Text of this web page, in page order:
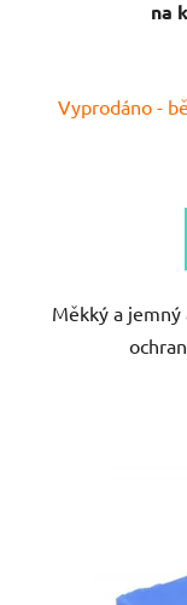
na
Vyprodáno -
Měkký a jemný